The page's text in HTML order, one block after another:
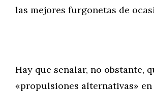
las mejores furgonetas de
Hay que señalar, no obstante,
«propulsiones alternativas»